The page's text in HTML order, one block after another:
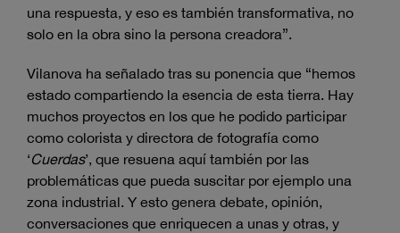
una respuesta, y eso es también transformativa, no
solo en la obra sino la persona creadora”.
Vilanova ha señalado tras su ponencia que “hemos
estado compartiendo la esencia de esta tierra. Hay
muchos proyectos en los que he podido participar
como colorista y directora de fotografía como
‘Cuerdas’, que resuena aquí también por las
problemáticas que pueda suscitar por ejemplo una
zona industrial. Y esto genera debate, opinión,
conversaciones que enriquecen a unas y otras, y